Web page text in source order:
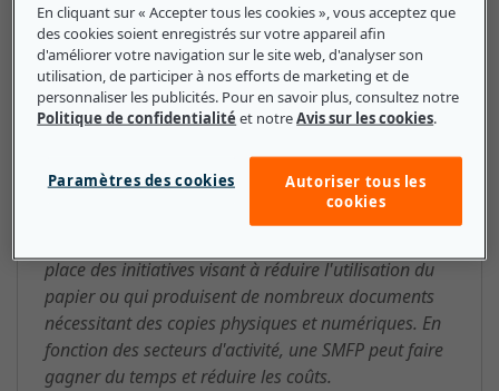
SMFP (Smart Multi-Function
Printer) : ce que les petites et
moyennes entreprises doivent
savoir
place des initiatives visant à réduire l'utilisation du
papier ou qui produisent de nombreux documents
nécessitant des copies physiques et numériques. En
fonction des secteurs d'activité, une SMFP peut faire
gagner du temps et réduire les coûts.
En cliquant sur « Accepter tous les cookies », vous acceptez que
des cookies soient enregistrés sur votre appareil afin
d'améliorer votre navigation sur le site web, d'analyser son
utilisation, de participer à nos efforts de marketing et de
personnaliser les publicités. Pour en savoir plus, consultez notre
Politique de confidentialité et notreAvis sur les cookies.
Paramètres des cookies
Autoriser tous les
cookies